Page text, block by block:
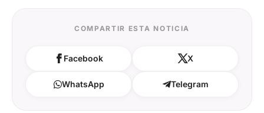
COMPARTIR ESTA NOTICIA
Facebook X
WhatsApp Telegram